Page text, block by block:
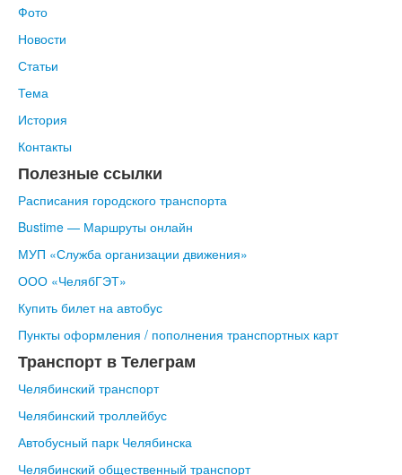
Фото
Новости
Статьи
Тема
История
Контакты
Полезные ссылки
Расписания городского транспорта
Bustime — Маршруты онлайн
МУП «Служба организации движения»
ООО «ЧелябГЭТ»
Купить билет на автобус
Пункты оформления / пополнения транспортных карт
Транспорт в Телеграм
Челябинский транспорт
Челябинский троллейбус
Автобусный парк Челябинска
Челябинский общественный транспорт